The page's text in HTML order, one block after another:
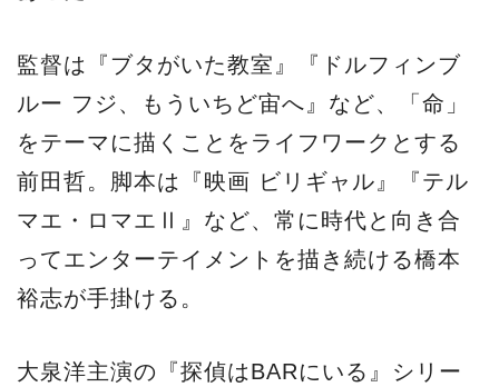
監督は『ブタがいた教室』『ドルフィンブ
ルー フジ、もういちど宙へ』など、「命」
をテーマに描くことをライフワークとする
前田哲。脚本は『映画 ビリギャル』『テル
マエ・ロマエⅡ』など、常に時代と向き合
ってエンターテイメントを描き続ける橋本
裕志が手掛ける。
大泉洋主演の『探偵はBARにいる』シリー